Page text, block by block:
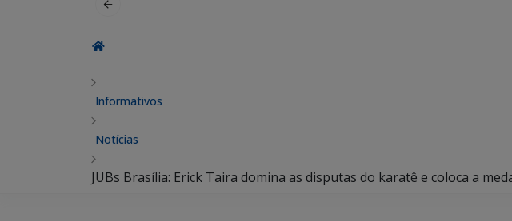
Informativos
Notícias
JUBs Brasília: Erick Taira domina as disputas do karatê e coloca a